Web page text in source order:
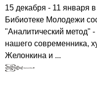
15 декабря - 11 января
Бибиотеке Молодежи
"Аналитический метод" -
нашего современника,
Желонкина и ...